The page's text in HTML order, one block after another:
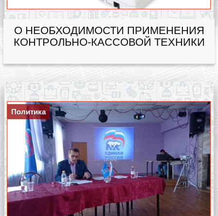
О НЕОБХОДИМОСТИ ПРИМЕНЕНИЯ
КОНТРОЛЬНО-КАССОВОЙ ТЕХНИКИ
Политика